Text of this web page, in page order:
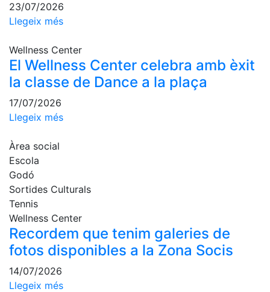
Fotos
Pàdel
Escola de
Pàdel
Campionat
Quadres
Quadre
d'Honor
Històric
del
Campionat
Social
Normativa
23/07/2026
Llegeix més
Wellness Center
El Wellness Center celebra amb èxit
la classe de Dance a la plaça
17/07/2026
Llegeix més
Àrea social
Escola
Godó
Sortides Culturals
Tennis
Wellness Center
Recordem que tenim galeries de
fotos disponibles a la Zona Socis
14/07/2026
Llegeix més